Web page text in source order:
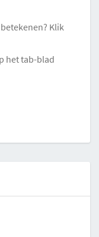
Klik
het tab-blad